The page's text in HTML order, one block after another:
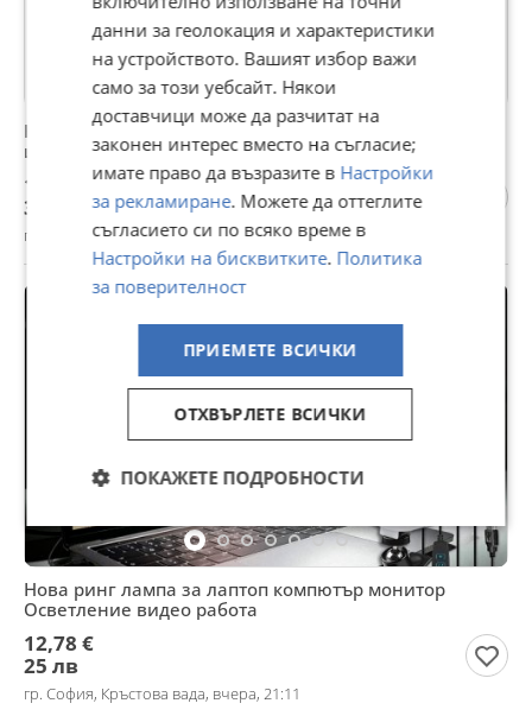
Нов Филтър за поверителност на екран лаптоп 13,3
инча Против отблясъци
15,34 €
30 лв
гр. София, Кръстова вада, вчера, 20:51
Нова ринг лампа за лаптоп компютър монитор
Осветление видео работа
12,78 €
25 лв
гр. София, Кръстова вада, вчера, 21:11
данни за геолокация и характеристики
на устройството. Вашият избор важи
само за този уебсайт. Някои
доставчици може да разчитат на
законен интерес вместо на съгласие;
имате право да възразите в Настройки
за рекламиране. Можете да оттеглите
съгласието си по всяко време в
Настройки на бисквитките. Политика
за поверителност
ПРИЕМЕТЕ ВСИЧКИ
ОТХВЪРЛЕТЕ ВСИЧКИ
ПОКАЖЕТЕ ПОДРОБНОСТИ